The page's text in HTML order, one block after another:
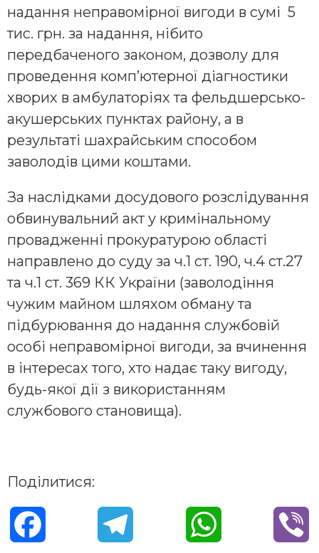
надання неправомірної вигоди в сумі 5
тис. грн. за надання, нібито
передбаченого законом, дозволу для
проведення комп’ютерної діагностики
хворих в амбулаторіях та фельдшерсько-
акушерських пунктах району, а в
результаті шахрайським способом
заволодів цими коштами.
За наслідками досудового розслідування
обвинувальний акт у кримінальному
провадженні прокуратурою області
направлено до суду за ч.1 ст. 190, ч.4 ст.27
та ч.1 ст. 369 КК України (заволодіння
чужим майном шляхом обману та
підбурювання до надання службовій
особі неправомірної вигоди, за вчинення
в інтересах того, хто надає таку вигоду,
будь-якої дії з використанням
службового становища).
Поділитися: